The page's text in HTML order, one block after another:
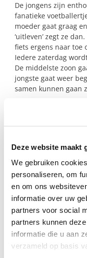
Deze website maakt
We gebruiken
personaliseren, om
en om ons
informatie over uw
partners voor social
partners kunnen
informatie die u aan
verzameld op basis
De jongens zijn
fanatieke
moeder gaat graag
‘uitleven’ zegt ze
fiets ergens naar toe
Iedere zaterdag
De middelste zoon
jongste gaat weer
samen kunnen gaan
Beide jongetjes
zoals de moeder
kan spelen of dat hij
Om de moeder wat
zijn we op zoek naar
leeftijdsgenootjes.
ook een betrokken
hebben. Een
kunnen spelen zou